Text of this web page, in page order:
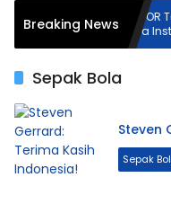
Breaking News
GOR Tenis
Sorotan, Dua Instansi
Izin
Sepak Bola
Steven
Sepak